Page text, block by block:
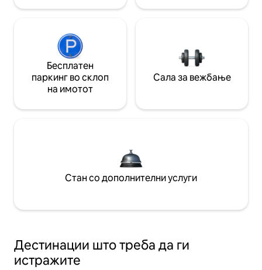
Бесплатен
паркинг во склоп
на имотот
Сала за вежбање
Стан со дополнителни услуги
Дестинации што треба да ги
истражите